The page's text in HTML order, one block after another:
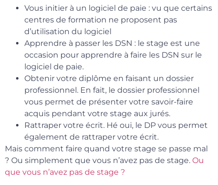
Vous initier à un logiciel de paie : vu que certains
centres de formation ne proposent pas
d’utilisation du logiciel
Apprendre à passer les DSN : le stage est une
occasion pour apprendre à faire les DSN sur le
logiciel de paie.
Obtenir votre diplôme en faisant un dossier
professionnel. En fait, le dossier professionnel
vous permet de présenter votre savoir-faire
acquis pendant votre stage aux jurés.
Rattraper votre écrit. Hé oui, le DP vous permet
également de rattraper votre écrit.
Mais comment faire quand votre stage se passe mal
? Ou simplement que vous n’avez pas de stage. Ou
que vous n’avez pas de stage ?